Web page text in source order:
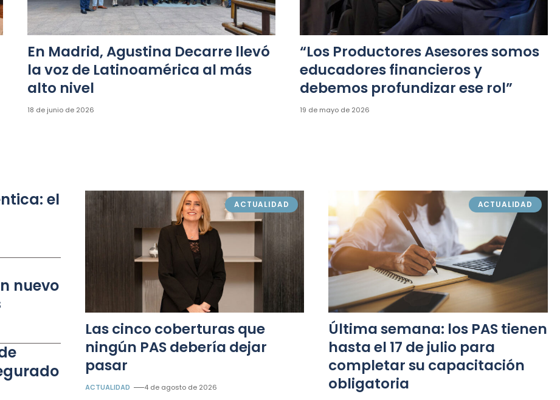
En Madrid, Agustina Decarre llevó
la voz de Latinoamérica al más
alto nivel
18 de junio de 2026
“Los Productores Asesores somos
educadores financieros y
debemos profundizar ese rol”
19 de mayo de 2026
el
nuevo
ACTUALIDAD
Las cinco coberturas que
ningún PAS debería dejar
pasar
ACTUALIDAD 4 de agosto de 2026
ACTUALIDAD
Última semana: los PAS tienen
hasta el 17 de julio para
completar su capacitación
obligatoria